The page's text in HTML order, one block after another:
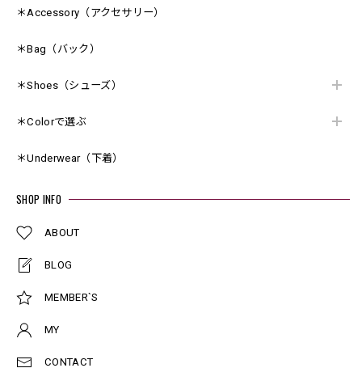
＊Accessory（アクセサリー）
＊Bag（バック）
＊Shoes（シューズ）
＊Colorで選ぶ
＊Underwear（下着）
SHOP INFO
ABOUT
BLOG
MEMBER`S
MY
CONTACT